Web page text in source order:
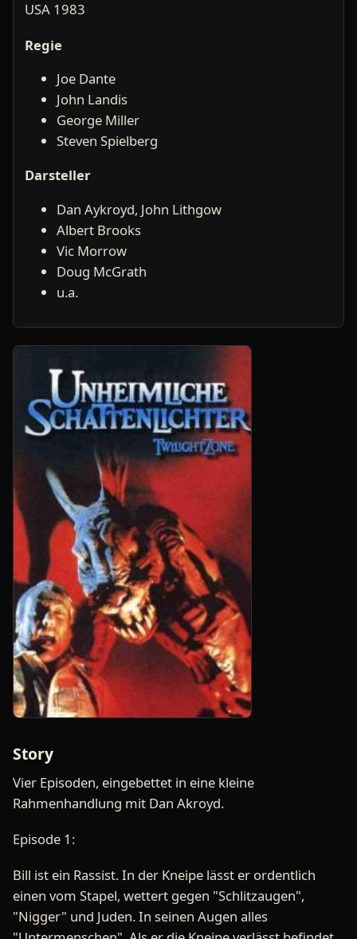
USA 1983
Regie
Joe Dante
John Landis
George Miller
Steven Spielberg
Darsteller
Dan Aykroyd, John Lithgow
Albert Brooks
Vic Morrow
Doug McGrath
u.a.
Story
Vier Episoden, eingebettet in eine kleine
Rahmenhandlung mit Dan Akroyd.
Episode 1:
Bill ist ein Rassist. In der Kneipe lässt er ordentlich
einen vom Stapel, wettert gegen "Schlitzaugen",
"Nigger" und Juden. In seinen Augen alles